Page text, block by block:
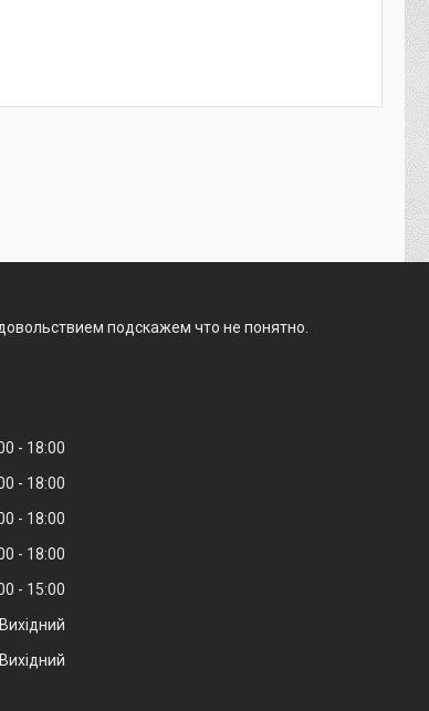
подскажем что не понятно.
18:00
18:00
18:00
18:00
15:00
Вихідний
Вихідний